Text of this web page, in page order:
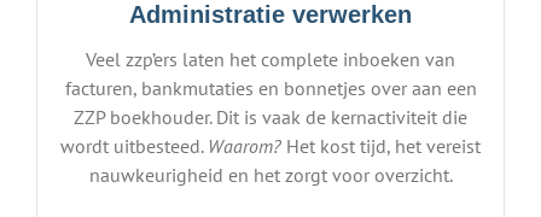
Administratie verwerken
Veel zzp’ers laten het complete inboeken van
facturen, bankmutaties en bonnetjes over aan een
ZZP boekhouder. Dit is vaak de kernactiviteit die
wordt uitbesteed. Waarom? Het kost tijd, het vereist
nauwkeurigheid en het zorgt voor overzicht.